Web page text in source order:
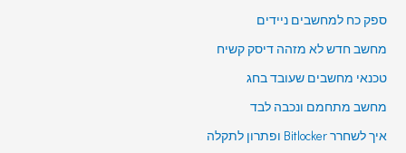
ספק כח למחשבים ניידים
מחשב חדש לא מזהה דיסק קשיח
טכנאי מחשבים שעובד בחג
מחשב מתחמם ונכבה לבד
איך לשחרר Bitlocker ופתרון לתקלה